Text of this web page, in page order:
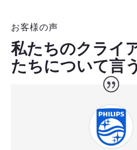
お客様の声
私たちのクライ
たちについて言